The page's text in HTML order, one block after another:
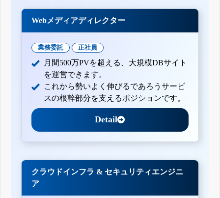
Webメディアディレクター
業務委託 正社員
月間500万PVを超える、大規模DBサイト
を運営できます。
これから勢いよく伸びるであろうサービ
スの根幹部分を支えるポジションです。
Detail
クラウドインフラ & セキュリティエンジニ
ア